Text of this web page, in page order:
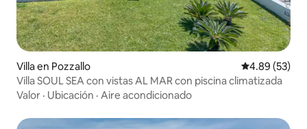
Villa en Pozzallo Calificación
4.89 (53)
Villa SOUL SEA con vistas AL MAR con piscina climatizada
Valor · Ubicación · Aire acondicionado